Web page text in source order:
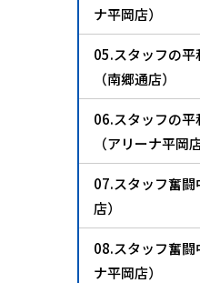
ナ平岡店）
05.スタッフの平
（南郷通店）
06.スタッフの平
（アリーナ平岡店
07.スタッフ奮闘
店）
08.スタッフ奮闘
ナ平岡店）